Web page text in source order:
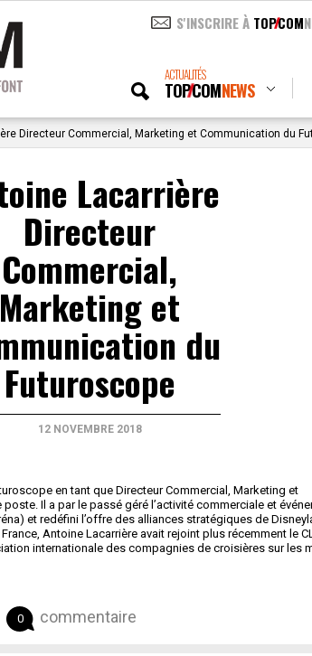
S'INSCRIRE À TOPCOM
ACTUALITÉS
TOPCOMNEWS
Directeur Commercial, Marketing et Communication du
Lacarrière
Directeur
Commercial,
Marketing et
du
Futuroscope
12 NOVEMBRE 2018
en tant que Directeur Commercial, Marketing et
Il a par le passé géré l’activité commerciale et
et redéfini l’offre des alliances stratégiques de
Antoine Lacarrière avait rejoint plus récemment le
internationale des compagnies de croisières sur les
0 commentaire